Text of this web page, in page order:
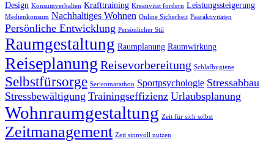
Design Konsumverhalten Krafttraining Kreativität fördern Leistungssteigerung
Medienkonsum Nachhaltiges Wohnen Online Sicherheit Paaraktivitäten
Persönliche Entwicklung Persönlicher Stil
Raumgestaltung Raumplanung Raumwirkung
Reiseplanung Reisevorbereitung Schlafhygiene
Selbstfürsorge Serienmarathon Sportpsychologie Stressabbau
Stressbewältigung Trainingseffizienz Urlaubsplanung
Wohnraumgestaltung Zeit für sich selbst
Zeitmanagement Zeit sinnvoll nutzen